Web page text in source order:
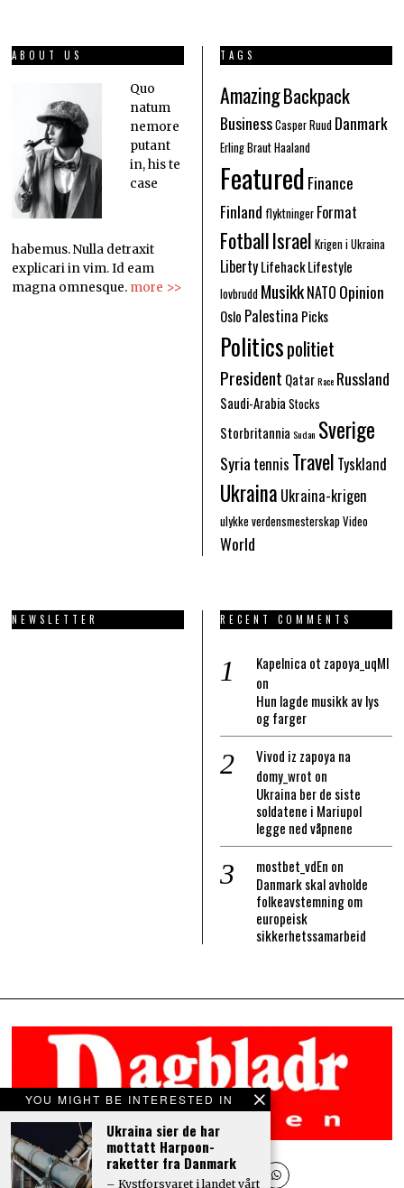
YOU MIGHT BE INTERESTED IN
Ukraina sier de har
mottatt Harpoon-
raketter fra Danmark
– Kystforsvaret i landet vårt
ABOUT US
Quo
natum
nemore
putant
in, his te
case
habemus. Nulla detraxit
explicari in vim. Id eam
magna omnesque. more >>
TAGS
AmazingBackpack
BusinessCasper Ruud Danmark
Erling Braut Haaland
FeaturedFinance
Finland flyktninger Format
FotballIsrael Krigen i Ukraina
LibertyLifehackLifestyle
lovbrudd MusikkNATO Opinion
Oslo Palestina Picks
Politicspolitiet
President QatarRace Russland
Saudi-Arabia Stocks
Storbritannia Sudan Sverige
Syria tennis Travel Tyskland
Ukraina Ukraina-krigen
ulykke verdensmesterskapVideo
World
NEWSLETTER RECENT COMMENTS
Kapelnica ot zapoya_uqMl
on
Hun lagde musikk av lys
og farger
Vivod iz zapoya na
domy_wrot on
Ukraina ber de siste
soldatene i Mariupol
legge ned våpnene
mostbet_vdEn on
Danmark skal avholde
folkeavstemning om
europeisk
sikkerhetssamarbeid